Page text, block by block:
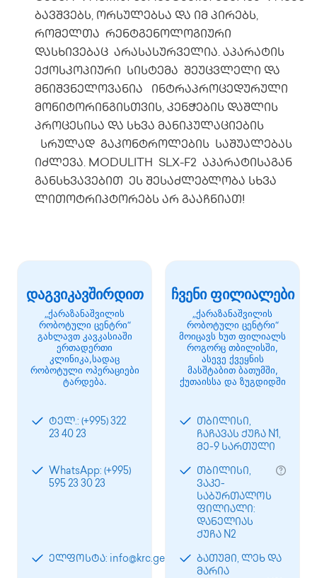
ბავშვებს, ორსულებსა და იმ პირებს,
რომელთა რენტგენოლოგიური
დასხივებაც არასასურველია. აპარატის
ექოსკოპიური სისტემა შეუცვლელი და
მნიშვნელოვანია ინტრაპროცედურული
მონიტორინგისთვის, კენჭების დაშლის
პროცესისა და სხვა მანიპულაციების
სრულად გაკონტროლების საშუალებას
იძლევა. MODULITH SLX-F2 აპარატისაგან
განსხვავებით ეს შესაძლებლობა სხვა
ლითოტრიპტორებს არ გააჩნიათ!
დაგვიკავშირდით
„ქარაზანაშვილის
რობოტული ცენტრი“
გახლავთ კავკასიაში
ერთადერთი
კლინიკა,სადაც
რობოტული ოპერაციები
ტარდება.
ტელ.: (+995) 322
23 40 23
WhatsApp: (+995)
595 23 30 23
ელფოსტა: info@krc.ge
ჩვენი ფილიალები
„ქარაზანაშვილის
რობოტული ცენტრი“
მოიცავს ხუთ ფილიალს
როგორც თბილისში,
ასევე ქვეყნის
მასშტაბით ბათუმში,
ქუთაისსა და ზუგდიდში
თბილისი,
ჩაჩავას ქუჩა N1,
მე-9 სართული
თბილისი,
ვაკე-
საბურთალოს
ფილიალი:
დანელიას
ქუჩა N2
ბათუმი, ლეხ და
მარია